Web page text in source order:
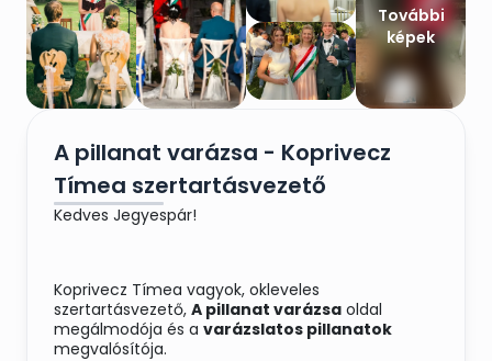
További
képek
A pillanat varázsa - Koprivecz
Tímea szertartásvezető
Kedves Jegyespár!
Koprivecz Tímea vagyok, okleveles
szertartásvezető, A pillanat varázsa oldal
megálmodója és a varázslatos pillanatok
megvalósítója.